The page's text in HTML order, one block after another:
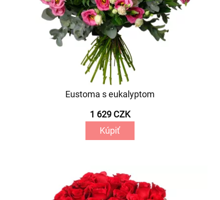
Eustoma s eukalyptom
1 629 CZK
Kúpiť